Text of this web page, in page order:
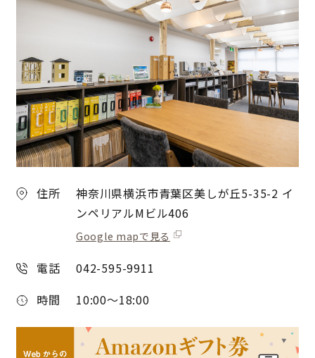
住所
神奈川県横浜市青葉区美しが丘5-35-2 イ
ンペリアルMビル406
Google mapで見る
電話
042-595-9911
時間
10:00～18:00